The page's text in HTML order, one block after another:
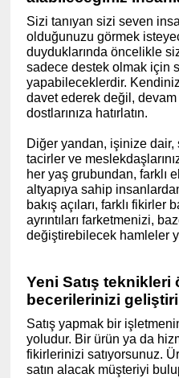
Sizi tanıyan sizi seven
olduğunuzu görmek
duyduklarında öncelikle
sadece destek olmak için
yapabileceklerdir.
davet ederek değil,
dostlarınıza hatırlatın.
Diğer yandan, işinize
tacirler ve
her yaş grubundan, farklı
altyapıya sahip
bakış açıları, farklı
ayrıntıları farketmenizi,
değiştirebilecek hamleler
Yeni Satış teknikleri
becerilerinizi
Satış yapmak bir
yoludur. Bir ürün ya da
fikirlerinizi satıyorsunuz.
satın alacak müşteriyi